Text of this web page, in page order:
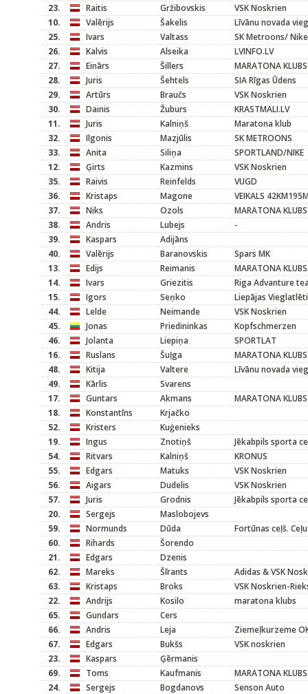
23.
Raitis Gržibovskis
VSK Noskrien
10.
Valērijs Šakelis
Līvānu novada
25.
Ivars Valtass
SK Metroons/ Nike
26.
Kalvis Alseika
LVINFO.LV
27.
Einārs Šillers
MARATONA KLUBS
28.
Juris Šehtels
SIA Rīgas Ūdens
29.
Artūrs Braučs
VSK Noskrien
30.
Dainis Žuburs
KRASTMALI.LV
11.
Juris Kalniņš
Maratona klub
32.
Ilgonis Mazjūlis
SK METROONS
33.
Anita Siliņa
SPORTLAND/NIKE
12.
Ģirts Kazmins
VSK Noskrien
35.
Raivis Reinfelds
VUGD
36.
Kristaps Magone
VEIKALS
37.
Niks Ozols
MARATONA KLUBS
38.
Andris Lubejs
-
39.
Kaspars
Adijāns
40.
Valērijs Baranovskis
Spars MK
13.
Edijs Reimanis
MARATONA
14.
Ivars Griezitis
Riga Advanture
15.
Igors Seņko
Liepājas
44.
Lelde Neimande
VSK Noskrien
45.
Jonas Priedininkas
Kopfschmerzen
46.
Jolanta Liepiņa
SPORTLAT
16.
Ruslans Šuļga
MARATONA KLUBS
48.
Kitija Valtere
Līvānu novada
49.
Kārlis
Svarens
17.
Guntars Akmans
MARATONA KLUBS
18.
Konstantīns
Krjačko
52.
Kristers
Kuģenieks
19.
Ingus Znotiņš
Jēkabpils sporta
54.
Ritvars Kalniņš
KRONUS
55.
Edgars Matuks
VSK Noskrien
56.
Aigars Dudelis
VSK Noskrien
57.
Juris Grodnis
Jēkabpils sporta
20.
Sergejs
Maslobojevs
59.
Normunds Dūda
Fortūnas ceļš.
60.
Rihards
Šorendo
21.
Edgars
Dzenis
62.
Mareks Šīrants
Adidas & VSK
63.
Kristaps Broks
VSK Noskrien-
22.
Andrijs Kosilo
maratona klubs
65.
Gundars
Cers
66.
Andris Leja
Ziemeļkurzeme
67.
Edgars Bukšs
VSK noskrien
23.
Kaspars
Ģērmanis
69.
Toms Kaufmanis
MARATONA KLUBS
24.
Sergejs Bogdanovs
Senson Auto